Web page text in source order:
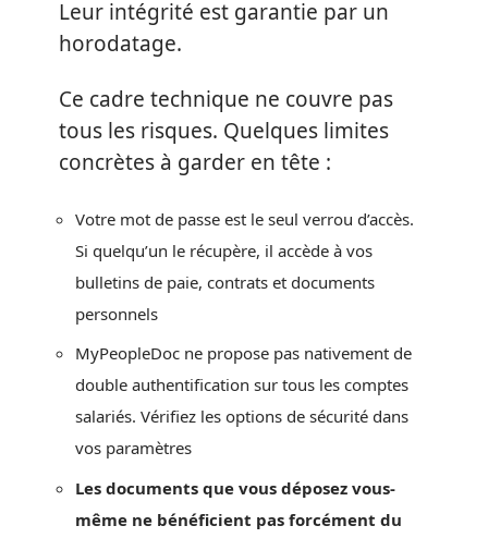
Leur intégrité est garantie par un
horodatage.
Ce cadre technique ne couvre pas
tous les risques. Quelques limites
concrètes à garder en tête :
Votre mot de passe est le seul verrou d’accès.
Si quelqu’un le récupère, il accède à vos
bulletins de paie, contrats et documents
personnels
MyPeopleDoc ne propose pas nativement de
double authentification sur tous les comptes
salariés. Vérifiez les options de sécurité dans
vos paramètres
Les documents que vous déposez vous-
même ne bénéficient pas forcément du